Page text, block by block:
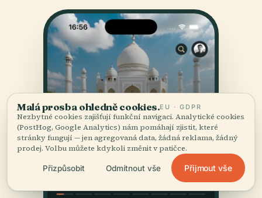
Malá prosba ohledně cookies.EU · GDPR
Nezbytné cookies zajišťují funkční navigaci. Analytické cookies
(PostHog, Google Analytics) nám pomáhají zjistit, které
stránky fungují — jen agregovaná data, žádná reklama, žádný
prodej. Volbu můžete kdykoli změnit v patičce.
Přizpůsobit Odmítnout vše Přijmout vše